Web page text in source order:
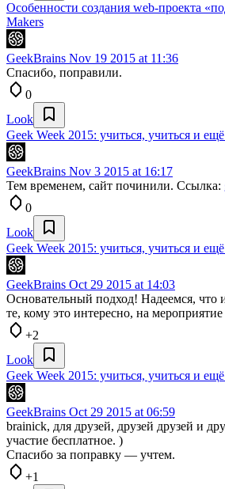
Особенности создания web-проекта
Makers
GeekBrains Nov 19 2015 at 11:36
Спасибо, поправили.
0
Look
Geek Week 2015: учиться, учиться и ещё
GeekBrains Nov 3 2015 at 16:17
Тем временем, сайт починили. Ссылка:
0
Look
Geek Week 2015: учиться, учиться и ещё
GeekBrains Oct 29 2015 at 14:03
Основательный подход! Надеемся, что
те, кому это интересно, на
+2
Look
Geek Week 2015: учиться, учиться и ещё
GeekBrains Oct 29 2015 at 06:59
brainick, для друзей, друзей друзей и
участие бесплатное. )
Спасибо за поправку — учтем.
+1